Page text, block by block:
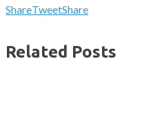
ShareTweetShare
Related Posts